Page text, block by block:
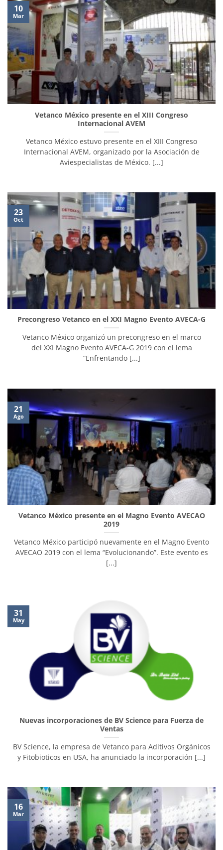
Vetanco México presente en el XIII Congreso
Internacional AVEM
Vetanco México estuvo presente en el XIII Congreso
Internacional AVEM, organizado por la Asociación de
Aviespecialistas de México. [...]
10
Mar
Precongreso Vetanco en el XXI Magno Evento AVECA-G
Vetanco México organizó un precongreso en el marco
del XXI Magno Evento AVECA-G 2019 con el lema
“Enfrentando [...]
23
Oct
Vetanco México presente en el Magno Evento AVECAO
2019
Vetanco México participó nuevamente en el Magno Evento
AVECAO 2019 con el lema “Evolucionando”. Este evento es
[...]
21
Ago
Nuevas incorporaciones de BV Science para Fuerza de
Ventas
BV Science, la empresa de Vetanco para Aditivos Orgánicos
y Fitobioticos en USA, ha anunciado la incorporación [...]
31
May
16
Mar